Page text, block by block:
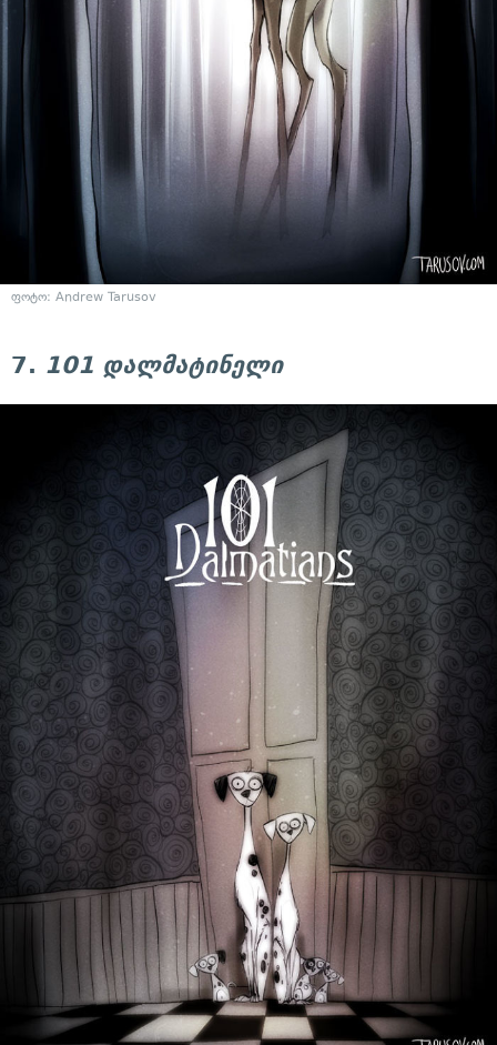
ფოტო: Andrew Tarusov
7. 101 დალმატინელი